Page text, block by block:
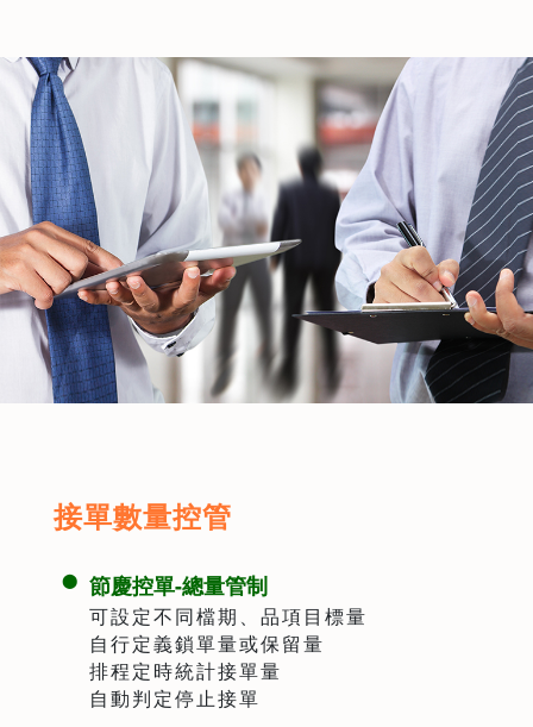
接單數量控管
節慶控單-總量管制
可設定不同檔期、品項目標量
自行定義鎖單量或保留量
排程定時統計接單量
自動判定停止接單